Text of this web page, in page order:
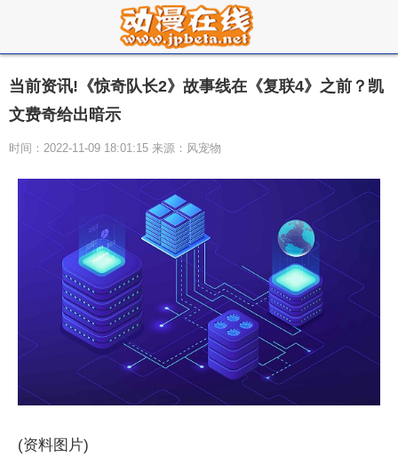
当前资讯!《惊奇队长2》故事线在《复联4》之前？凯
文费奇给出暗示
时间：2022-11-09 18:01:15 来源：风宠物
(资料图片)